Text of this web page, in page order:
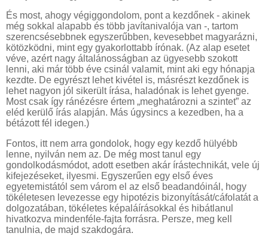
És most, ahogy végiggondolom, pont a kezdőnek - akinek
még sokkal alapabb és több javítanivalója van -, tartom
szerencsésebbnek egyszerűbben, kevesebbet magyarázni,
kötözködni, mint egy gyakorlottabb írónak. (Az alap esetet
véve, azért nagy általánosságban az ügyesebb szokott
lenni, aki már több éve csinál valamit, mint aki egy hónapja
kezdte. De egyrészt lehet kivétel is, másrészt kezdőnek is
lehet nagyon jól sikerült írása, haladónak is lehet gyenge.
Most csak így ránézésre értem „meghatározni a szintet” az
eléd kerülő írás alapján. Más úgysincs a kezedben, ha a
bétázott fél idegen.)
Fontos, itt nem arra gondolok, hogy egy kezdő hülyébb
lenne, nyilván nem az. De még most tanul egy
gondolkodásmódot, adott esetben akár írástechnikát, vele új
kifejezéseket, ilyesmi. Egyszerűen egy első éves
egyetemistától sem várom el az első beadandóinál, hogy
tökéletesen levezesse egy hipotézis bizonyítását/cáfolatát a
dolgozatában, tökéletes képaláírásokkal és hibátlanul
hivatkozva mindenféle-fajta forrásra. Persze, meg kell
tanulnia, de majd szakdogára.